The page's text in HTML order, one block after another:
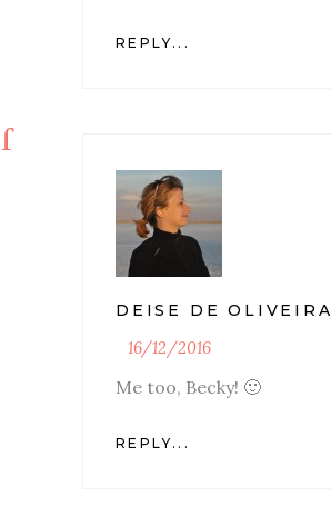
REPLY...
DEISE DE OLIVEIRA
16/12/2016
Me too, Becky! 🙂
REPLY...